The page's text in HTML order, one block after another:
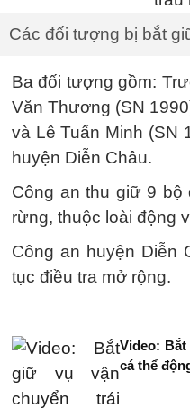
Các đối tượng bị bắt
Ba đối tượng gồm:
Văn Thương (SN
và Lê Tuấn Minh (SN
huyện Diễn Châu.
Công an thu giữ 9
rừng, thuộc loài động
Công an huyện Diễn
tục điều tra mở rộng.
Video:
cá thể